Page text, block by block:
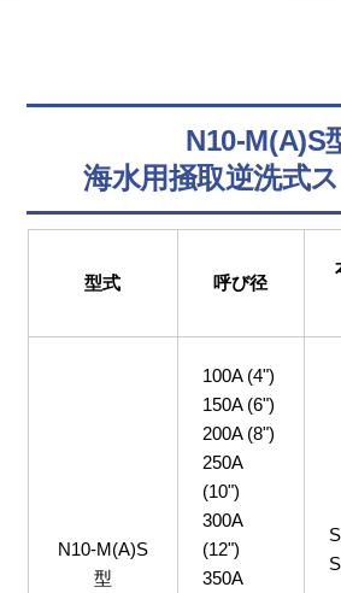
N10-M(A)S
海水用掻取逆洗式
型式 呼び径
N10-M(A)S
型
100A (4")
150A (6")
200A (8")
250A
(10")
300A
(12")
350A